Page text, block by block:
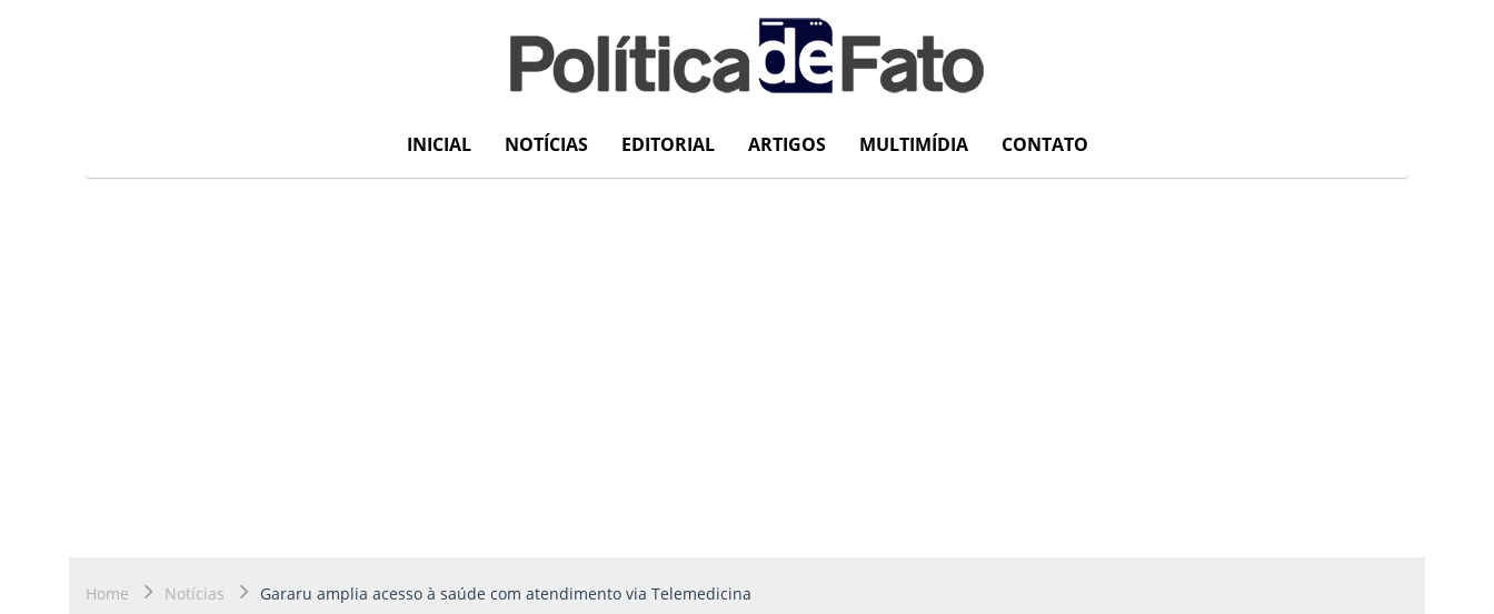
INICIAL NOTÍCIAS EDITORIAL ARTIGOS MULTIMÍDIA CONTATO
Home Notícias Gararu amplia acesso à saúde com atendimento via Telemedicina